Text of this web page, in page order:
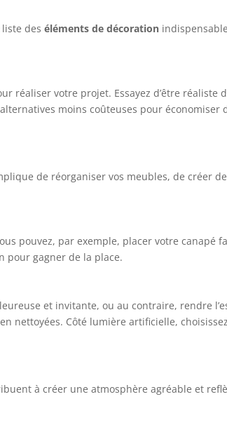
des éléments de décoration
réaliser votre projet. Essayez d’être réaliste
moins coûteuses pour économiser
de réorganiser vos meubles, de créer
pouvez, par exemple, placer votre canapé
pour gagner de la place.
et invitante, ou au contraire, rendre
nettoyées. Côté lumière artificielle,
à créer une atmosphère agréable et